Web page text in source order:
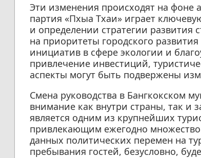
Эти изменения происходят на фоне
партия «Пхыа Тхаи» играет
и определении стратегии
на приоритеты городского
инициатив в сфере экологии и
привлечение инвестиций,
аспекты могут быть подвержены
Смена руководства в Бангкокском
внимание как внутри страны, так и
является одним из крупнейших
привлекающим ежегодно
данных политических перемен на
пребывания гостей, безусловно,